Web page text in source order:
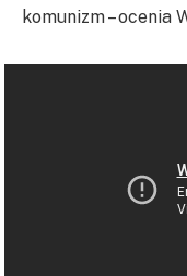
komunizm – ocenia